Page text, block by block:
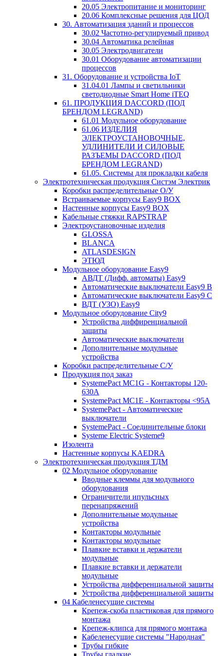
20.05 Электропитание и мониторинг
20.06 Комплексные решения для ЦОД
30. Автоматизация зданий и процессов
30.02 Частотно-регулируемый привод
30.04 Автоматика релейная
30.05 Электродвигатели
30.01 Оборудование автоматизации
процессов
31. Оборудование и устройства IoT
31.04.01 Лампы и светильники
светодиодные Smart Home iTEQ
61. ПРОДУКЦИЯ DACCORD (ПОД
БРЕНДОМ LEGRAND)
61.01 Модульное оборудование
61.06 ИЗДЕЛИЯ
ЭЛЕКТРОУСТАНОВОЧНЫЕ,
УДЛИНИТЕЛИ И СИЛОВЫЕ
РАЗЪЕМЫ DACCORD (ПОД
БРЕНДОМ LEGRAND)
61.05. Системы для прокладки кабеля
Электротехническая продукция Систэм Электрик
Коробки распределительные О/У
Встраиваемые корпусы Easy9 BOX
Настенные корпусы Easy9 BOX
Кабельные стяжки RAPSTRAP
Электроустановочные изделия
GLOSSA
BLANCA
ATLASDESIGN
ЭТЮД
Модульное оборудование Easy9
АВДТ (Дифф. автоматы) Easy9
Автоматические выключатели Easy9 В
Автоматические выключатели Easy9 С
ВДТ (УЗО) Easy9
Модульное оборудование City9
Устройства диффиренциальной
защиты
Автоматические выключатели
Дополнительные модульные
устройства
Коробки распределительные C/У
Продукция под заказ
SystemePact MC1G - Контакторы 120-
630A
SystemePact MC1E - Контакторы <95A
SystemePact - Автоматические
выключатели
SystemePact - Соединительные блоки
Systeme Electric Systeme9
Изолента
Настенные корпусы KAEDRA
Электротехническая продукция ТДМ
02 Модульное оборудование
Вводные клеммы для модульного
оборудования
Ограничители ипульсных
перенапряжений
Дополнительные модульные
устройства
Контакторы модульные
Контакторы модульные
Плавкие вставки и держатели
модульные
Плавкие вставки и держатели
модульные
Устройства дифференциальной защиты
Устройства дифференциальной защиты
04 Кабеленесущие системы
Крепеж-скоба пластиковая для прямого
монтажа
Крепеж-клипса для прямого монтажа
Кабеленесущие системы "Народная"
Трубы гибкие
Трубы гладкие